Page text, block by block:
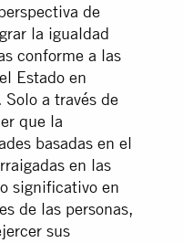
de
la igualdad
conforme a las
Estado en
a través de
que la
basadas en el
en las
significativo en
de las personas,
sus